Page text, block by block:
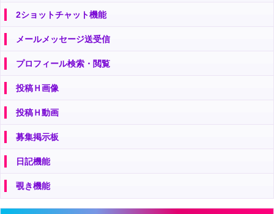
2ショットチャット機能
メールメッセージ送受信
プロフィール検索・閲覧
投稿Ｈ画像
投稿Ｈ動画
募集掲示板
日記機能
覗き機能